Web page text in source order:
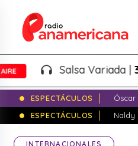
Salsa Variada |
ESPECTÁCULOS
ESPECTÁCULOS
Naldy
INTERNACIONALES